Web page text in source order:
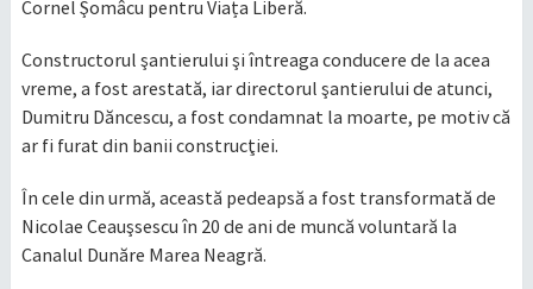
Cornel Şomâcu pentru Viața Liberă.
Constructorul şantierului şi întreaga conducere de la acea
vreme, a fost arestată, iar directorul şantierului de atunci,
Dumitru Dăncescu, a fost condamnat la moarte, pe motiv că
ar fi furat din banii construcţiei.
În cele din urmă, această pedeapsă a fost transformată de
Nicolae Ceauşsescu în 20 de ani de muncă voluntară la
Canalul Dunăre Marea Neagră.